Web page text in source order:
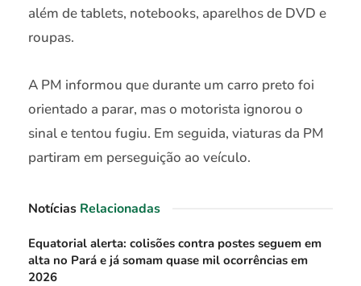
além de tablets, notebooks, aparelhos de DVD e
roupas.
A PM informou que durante um carro preto foi
orientado a parar, mas o motorista ignorou o
sinal e tentou fugiu. Em seguida, viaturas da PM
partiram em perseguição ao veículo.
Notícias Relacionadas
Equatorial alerta: colisões contra postes seguem em
alta no Pará e já somam quase mil ocorrências em
2026